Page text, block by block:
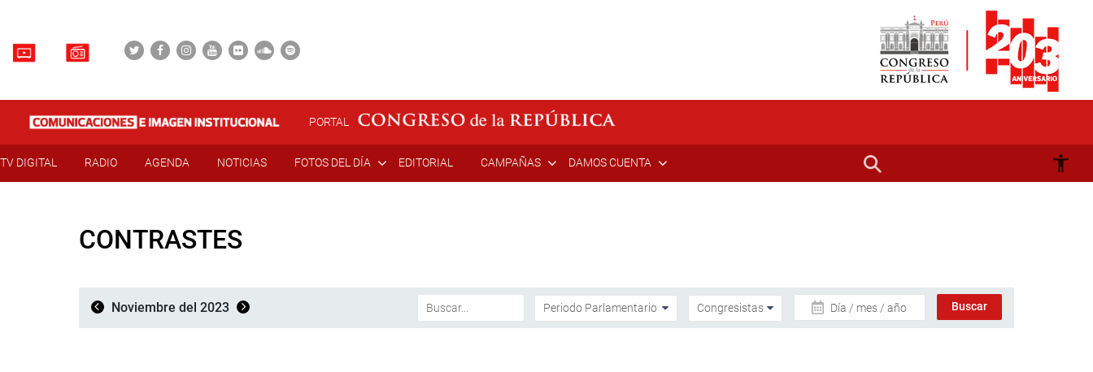
PORTAL
TV DIGITAL RADIO AGENDA NOTICIAS FOTOS DEL DÍA EDITORIAL CAMPAÑAS DAMOS CUENTA
CONTRASTES
Noviembre del 2023 Día / mes / año